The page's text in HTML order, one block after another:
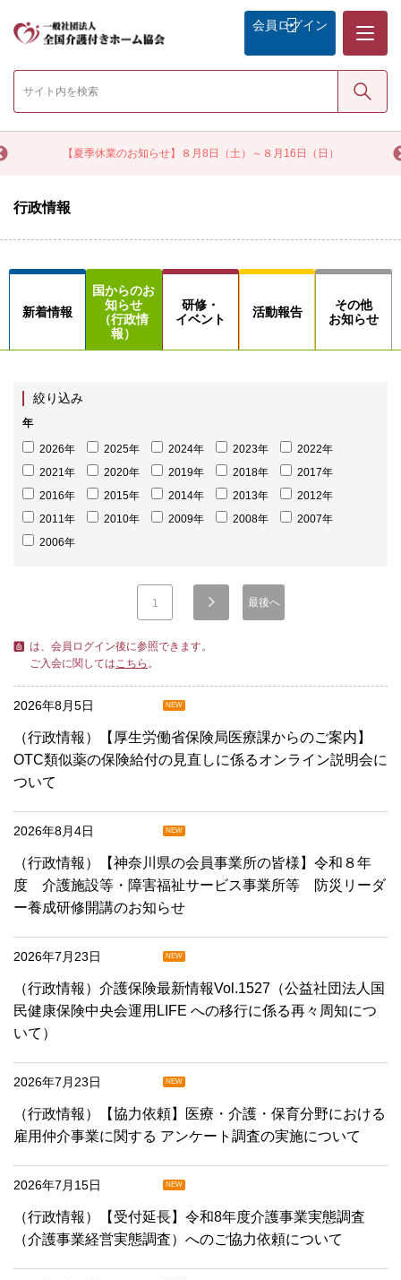
【夏季休業のお知らせ】８月8日（土）～８月16日（日）
会員 ログイン
検索
行政情報
新着情報
国からのお
知らせ
（行政情
報）
研修・
イベント
活動報告
その他
お知らせ
絞り込み
年
2026年 2025年 2024年 2023年
2022年
2021年
2020年 2019年 2018年
2017年
2016年
2015年 2014年 2013年
2012年
2011年
2010年 2009年 2008年
2007年
2006年
1 最後へ
は、会員ログイン後に参照できます。
ご入会に関してはこちら 。
2026年8月5日 NEW
（行政情報）【厚生労働省保険局医療課からのご案内】
OTC類似薬の保険給付の見直しに係るオンライン説明会に
ついて
2026年8月4日 NEW
（行政情報）【神奈川県の会員事業所の皆様】令和８年
度 介護施設等・障害福祉サービス事業所等 防災リーダ
ー養成研修開講のお知らせ
2026年7月23日 NEW
（行政情報）介護保険最新情報Vol.1527（公益社団法人国
民健康保険中央会運用LIFE への移行に係る再々周知につ
いて）
2026年7月23日 NEW
（行政情報）【協力依頼】医療・介護・保育分野における
雇用仲介事業に関する アンケート調査の実施について
2026年7月15日 NEW
（行政情報）【受付延長】令和8年度介護事業実態調査
（介護事業経営実態調査）へのご協力依頼について